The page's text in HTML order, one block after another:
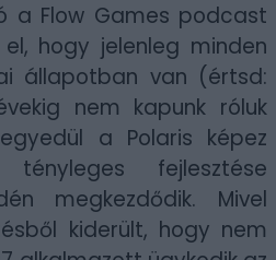
a Flow Games podcast
hogy jelenleg minden
állapotban van (értsd:
nem kapunk róluk
a Polaris képez
fejlesztése
megkezdődik. Mivel
kiderült, hogy nem